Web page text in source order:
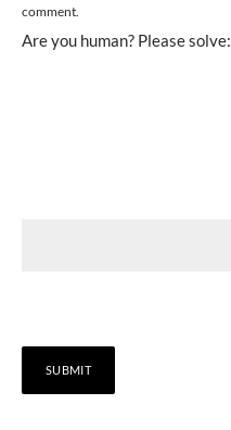
comment.
Are you human? Please solve: